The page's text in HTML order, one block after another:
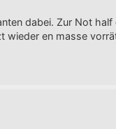
dabei. Zur Not
wieder en masse